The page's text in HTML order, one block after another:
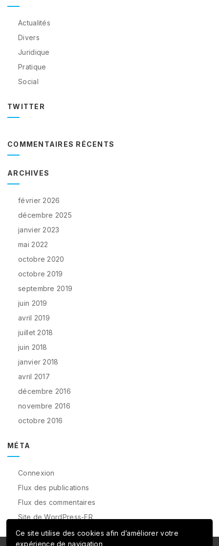
Ce site utilise des cookies afin d’améliorer votre
expérience de navigation
Actualités
Divers
Juridique
Pratique
Social
TWITTER
COMMENTAIRES RÉCENTS
ARCHIVES
février 2026
décembre 2025
janvier 2023
mai 2022
octobre 2020
octobre 2019
septembre 2019
juin 2019
avril 2019
juillet 2018
juin 2018
janvier 2018
avril 2017
décembre 2016
novembre 2016
octobre 2016
MÉTA
Connexion
Flux des publications
Flux des commentaires
Site de WordPress-FR